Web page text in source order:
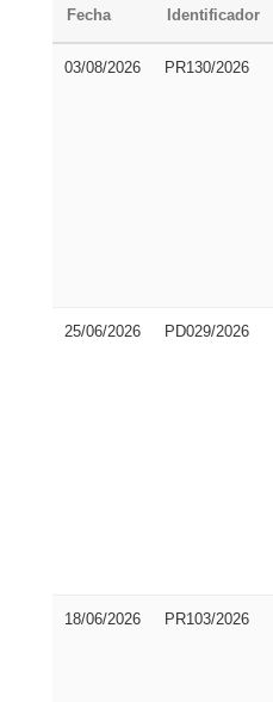
Fecha Identificador
03/08/2026 PR130/2026
25/06/2026 PD029/2026
18/06/2026 PR103/2026